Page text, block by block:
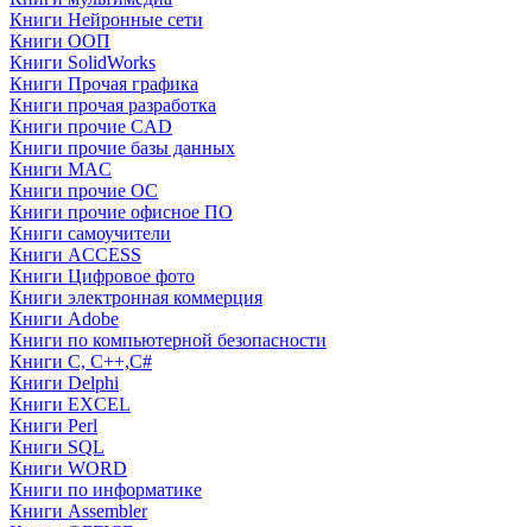
Книги Нейронные сети
Книги ООП
Книги SolidWorks
Книги Прочая графика
Книги прочая разработка
Книги прочие CAD
Книги прочие базы данных
Книги MAC
Книги прочие ОС
Книги прочие офисное ПО
Книги самоучители
Книги ACCESS
Книги Цифровое фото
Книги электронная коммерция
Книги Adobe
Книги по компьютерной безопасности
Книги C, C++,С#
Книги Delphi
Книги EXCEL
Книги Perl
Книги SQL
Книги WORD
Книги по информатике
Книги Assembler